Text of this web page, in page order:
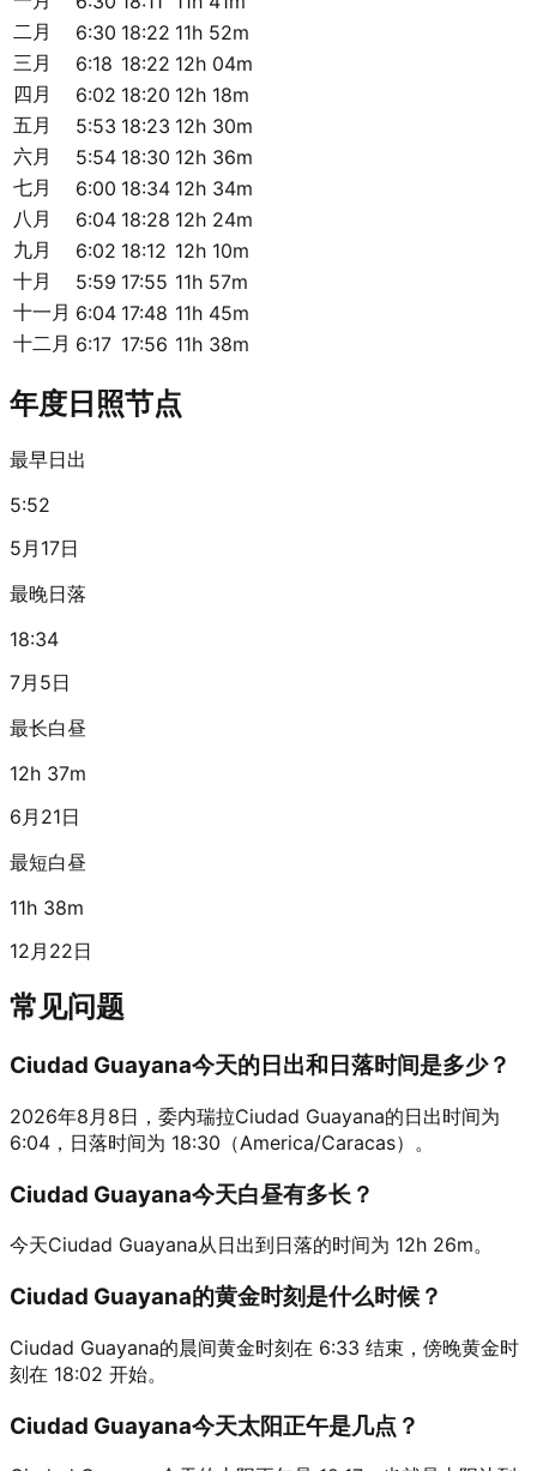
二月
6:30 18:22 11h 52m
三月
6:18 18:22 12h 04m
四月
6:02 18:20 12h 18m
五月
5:53 18:23 12h 30m
六月
5:54 18:30 12h 36m
七月
6:00 18:34 12h 34m
八月
6:04 18:28 12h 24m
九月
6:02 18:12 12h 10m
十月
5:59 17:55 11h 57m
十一月 6:04 17:48 11h 45m
十二月 6:17 17:56 11h 38m
年度日照节点
最早日出
5:52
5月17日
最晚日落
18:34
7月5日
最长白昼
12h 37m
6月21日
最短白昼
11h 38m
12月22日
常见问题
Ciudad Guayana今天的日出和日落时间是多少？
2026年8月8日，委内瑞拉Ciudad Guayana的日出时间为
6:04，日落时间为 18:30（America/Caracas）。
Ciudad Guayana今天白昼有多长？
今天Ciudad Guayana从日出到日落的时间为 12h 26m。
Ciudad Guayana的黄金时刻是什么时候？
Ciudad Guayana的晨间黄金时刻在 6:33 结束，傍晚黄金时
刻在 18:02 开始。
Ciudad Guayana今天太阳正午是几点？